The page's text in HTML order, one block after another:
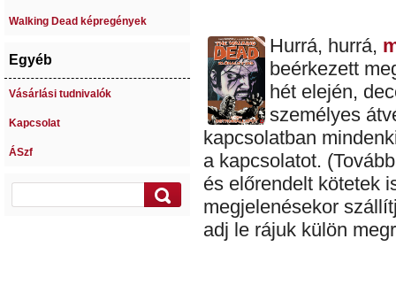
Walking Dead képregények
Egyéb
Vásárlási tudnivalók
Kapcsolat
ÁSzf
Hurrá, hurrá,
beérkezett
hét elején,
személyes
kapcsolatban
a kapcsolatot.
és előrendelt kötetek
megjelenésekor
adj le rájuk külön